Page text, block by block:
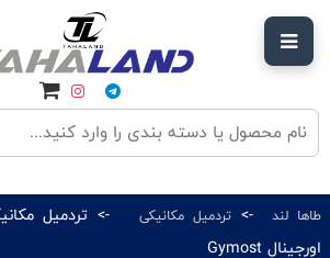
طاها لند->تردمیل مکانیکی
اورجینال Gymost